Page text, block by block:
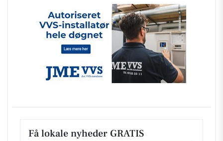
Få lokale nyheder GRATIS